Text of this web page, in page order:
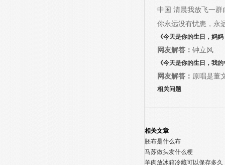
中国 清晨我放飞一
你永远没有忧患，永
《今天是你的生日，妈
网友解答： 钟立风
《今天是你的生日，我
网友解答： 原唱是董
相关问题
相关文章
胚布是什么布
马苏做头发什么梗
羊肉放冰箱冷藏可以保存多久